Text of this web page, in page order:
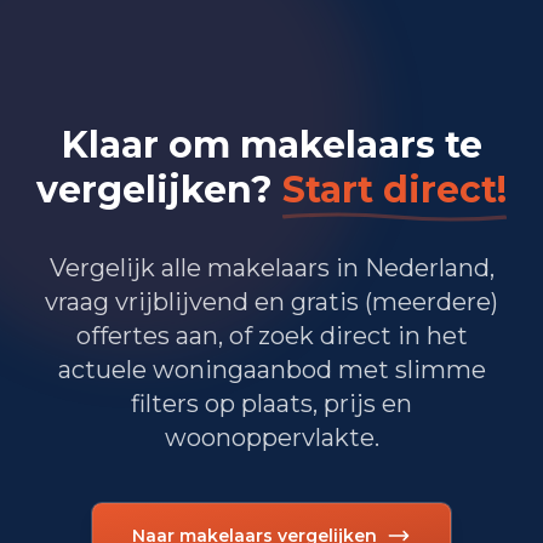
Zakelijke dienstverlening 7.195
Overheid, onderwijs en zorg 4.530
Landbouw, bosbouw en visserij 100
Vervoer, informatie en communicatie 2.190
Financiele diensten en onroerendgoed 1.220
Cultuur, recreatie en overige diensten
Klaar om makelaars te
vergelijken? Start direct!
Vergelijk alle makelaars in Nederland,
vraag vrijblijvend en gratis (meerdere)
offertes aan, of zoek direct in het
actuele woningaanbod met slimme
filters op plaats, prijs en
woonoppervlakte.
Naar makelaars vergelijken